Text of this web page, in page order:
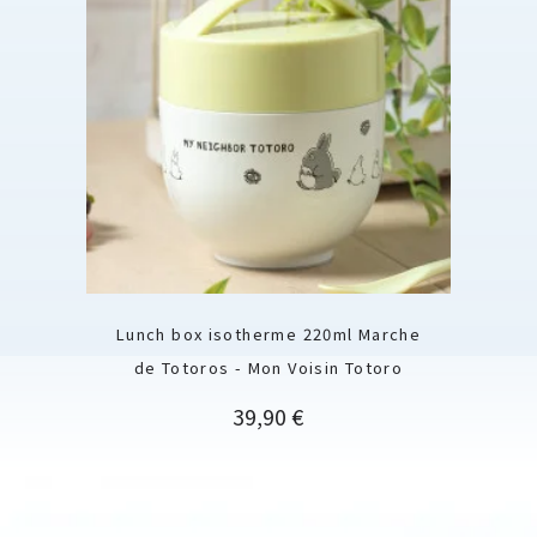
Lunch box isotherme 220ml Marche
de Totoros - Mon Voisin Totoro
Prix
39,90 €